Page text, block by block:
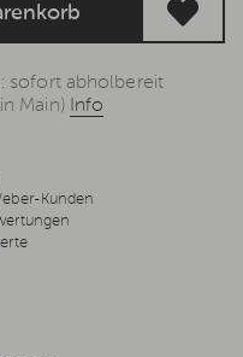
sofort abholbereit
Main) Info
Kunden